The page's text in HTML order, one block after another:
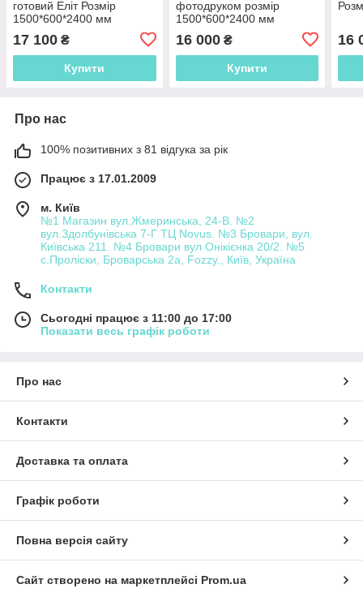
готовий Еліт Розмір
1500*600*2400 мм
17 100 ₴
Купити
фотодруком розмір
1500*600*2400 мм
16 000₴
Купити
16
Про нас
100% позитивних з 81 відгука за рік
Працює з 17.01.2009
м. Київ
№1 Магазин вул.Жмеринська, 24-В. №2
вул.Здолбунівська 7-Г ТЦ Novus. №3 Бровари, вул.
Київська 211. №4 Бровари вул Онікієнка 20/2. №5
с.Проліски, Броварська 2а, Fozzy., Київ, Україна
Контакти
Сьогодні працює з 11:00 до 17:00
Показати весь графік роботи
Про нас
Контакти
Доставка та оплата
Графік роботи
Повна версія сайту
Сайт створено на маркетплейсі Prom.ua